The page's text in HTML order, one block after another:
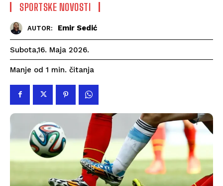
SPORTSKE NOVOSTI
AUTOR: Emir Sedić
Subota,16. Maja 2026.
Manje od 1 min. čitanja